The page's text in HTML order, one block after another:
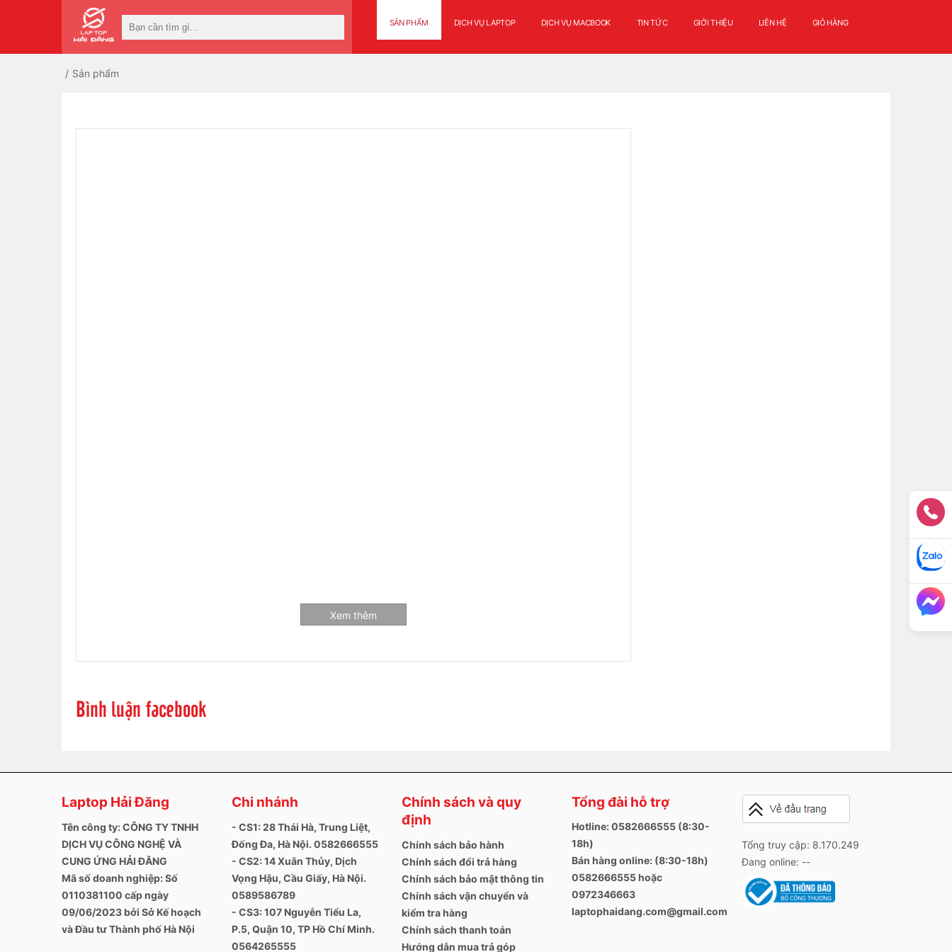
SẢN PHẨM DỊCH VỤ LAPTOP DỊCH VỤ MACBOOK TIN TỨC GIỚI THIỆU LIÊN HỆ GIỎ HÀNG
Sản phẩm
Xem thêm
Bình luận facebook
Laptop Hải Đăng
Tên công ty: CÔNG TY TNHH
DỊCH VỤ CÔNG NGHỆ VÀ
CUNG ỨNG HẢI ĐĂNG
Mã số doanh nghiệp: Số
0110381100 cấp ngày
09/06/2023 bởi Sở Kế hoạch
và Đầu tư Thành phố Hà Nội
Chi nhánh
- CS1: 28 Thái Hà, Trung Liệt,
Đống Đa, Hà Nội. 0582666555
- CS2: 14 Xuân Thủy, Dịch
Vọng Hậu, Cầu Giấy, Hà Nội.
0589586789
- CS3: 107 Nguyễn Tiểu La,
P.5, Quận 10, TP Hồ Chí Minh.
0564265555
Chính sách và quy
định
Chính sách bảo hành
Chính sách đổi trả hàng
Chính sách bảo mật thông tin
Chính sách vận chuyển và
kiểm tra hàng
Chính sách thanh toán
Hướng dẫn mua trả góp
Tổng đài hỗ trợ
Hotline: 0582666555 (8:30-
18h)
Bán hàng online: (8:30-18h)
0582666555 hoặc
0972346663
laptophaidang.com@gmail.com
Tổng truy cập: 8.170.249
Đang online: --